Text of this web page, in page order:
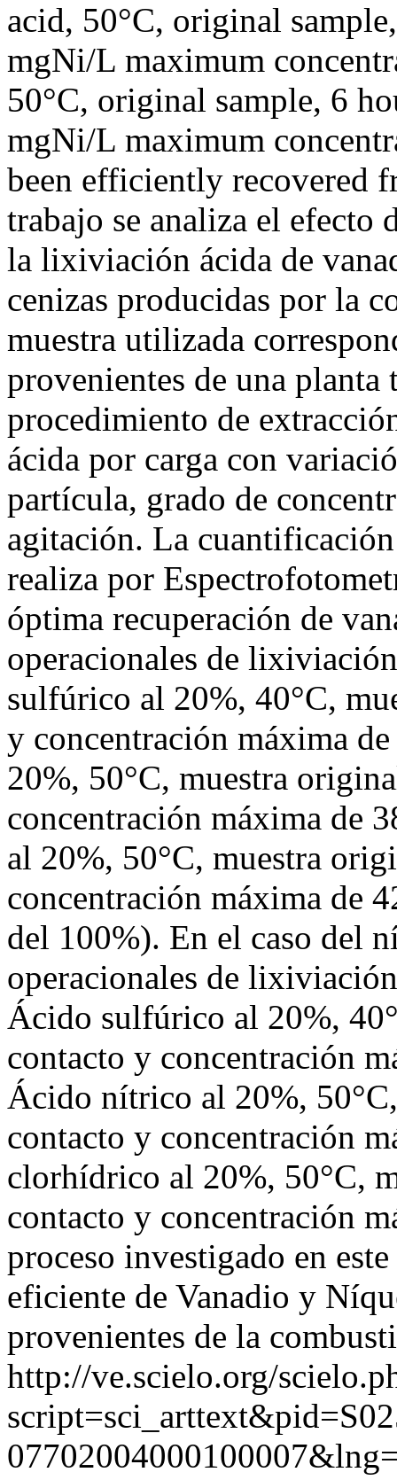
acid, 50°C, original
mgNi/L maximum
50°C, original sample, 6
mgNi/L maximum
been efficiently recovered
trabajo se analiza el efecto
la lixiviación ácida de
cenizas producidas por la
muestra utilizada
provenientes de una
procedimiento de
ácida por carga con
partícula, grado de
agitación. La
realiza por
óptima recuperación de
operacionales de
sulfúrico al 20%, 40°C,
y concentración máxima
20%, 50°C, muestra
concentración máxima de
al 20%, 50°C, muestra
concentración máxima de
del 100%). En el caso del
operacionales de
Ácido sulfúrico al 20%,
contacto y concentración
Ácido nítrico al 20%,
contacto y concentración
clorhídrico al 20%, 50°C,
contacto y concentración
proceso investigado en
eficiente de Vanadio y
provenientes de la
http://ve.scielo.org/